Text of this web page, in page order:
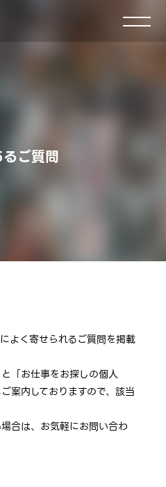
ご質問
よく寄せられるご質問を掲載
「お仕事をお探しの個人
案内しておりますので、該当
合は、お気軽にお問い合わ